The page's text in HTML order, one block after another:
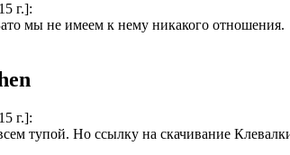
г.]:
мы не имеем к нему никакого отношения.
г.]:
тупой. Но ссылку на скачивание